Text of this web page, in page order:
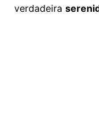
verdadeira